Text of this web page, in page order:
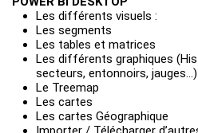
Les différents visuels :
Les segments
Les tables et matrices
Les différents graphiques
secteurs, entonnoirs, jauges…)
Le Treemap
Les cartes
Les cartes Géographique